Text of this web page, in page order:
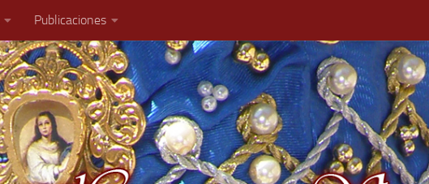
Publicaciones